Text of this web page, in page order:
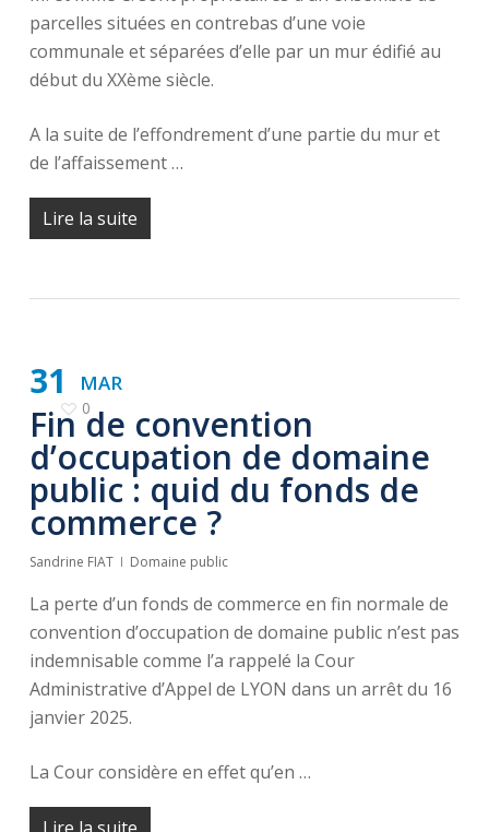
parcelles situées en contrebas d’une voie
communale et séparées d’elle par un mur édifié au
début du XXème siècle.
A la suite de l’effondrement d’une partie du mur et
de l’affaissement …
Lire la suite
MAR
31
0
Fin de convention
d’occupation de domaine
public : quid du fonds de
commerce ?
Sandrine FIAT Domaine public
La perte d’un fonds de commerce en fin normale de
convention d’occupation de domaine public n’est pas
indemnisable comme l’a rappelé la Cour
Administrative d’Appel de LYON dans un arrêt du 16
janvier 2025.
La Cour considère en effet qu’en …